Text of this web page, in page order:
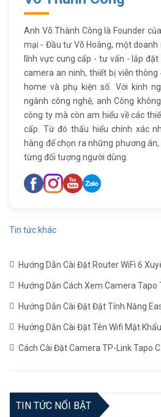
Anh Võ Thành Công là Founder
mại - Đầu tư Võ Hoàng, một
lĩnh vực cung cấp - tư vấn - lắp
camera an ninh, thiết bị viễn
home và phụ kiện số. Với kinh
ngành công nghệ, anh Công
công ty mà còn am hiểu về các
cấp. Từ đó thấu hiểu chính xác
hàng để chọn ra những phương
từng đối tượng người dùng.
Tin tức khác
Hướng Dẫn Cài Đặt Router WiFi 6
AX1800HP Mới Nhất
(22/06/2024)
Hướng Dẫn Cách Xem Camera Tapo
Giao Thức RTSP
(24/05/2024)
Hướng Dẫn Cài Đặt Đặt Tính Năng
WiFi TP-LINK (19/12/2023)
Hướng Dẫn Cài Đặt Tên Wifi Mật
Mới Nhất
(02/11/2023)
Cách Cài Đặt Camera TP-Link Tapo
TIN TỨC NỔI BẬT